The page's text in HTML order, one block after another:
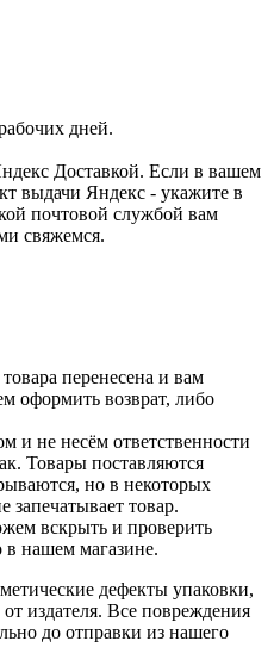
дней.
Доставкой. Если в вашем
выдачи Яндекс - укажите в
почтовой службой вам
свяжемся.
перенесена и вам
оформить возврат, либо
и не несём ответственности
Товары поставляются
но в некоторых
запечатывает товар.
вскрыть и проверить
в нашем магазине.
дефекты упаковки,
издателя. Все повреждения
до отправки из нашего